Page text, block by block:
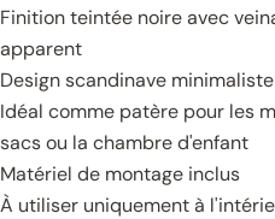
Finition teintée noire avec
apparent
Design scandinave minimaliste
Idéal comme patère pour les
sacs ou la chambre d'enfant
Matériel de montage inclus
À utiliser uniquement à